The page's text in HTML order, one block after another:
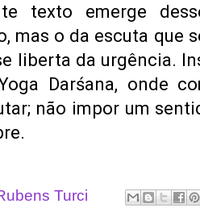
texto emerge
mas o da escuta que
liberta da urgência.
Darśana, onde
não impor um
Turci